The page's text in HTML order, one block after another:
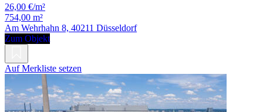
26,00 €/m²
754,00 m²
Am Wehrhahn 8, 40211 Düsseldorf
Zum Objekt
Auf Merkliste setzen